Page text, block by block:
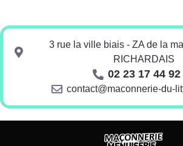
3 rue la ville biais - ZA de la
RICHARDAIS
02 23 17 44 92
contact@maconnerie-du-